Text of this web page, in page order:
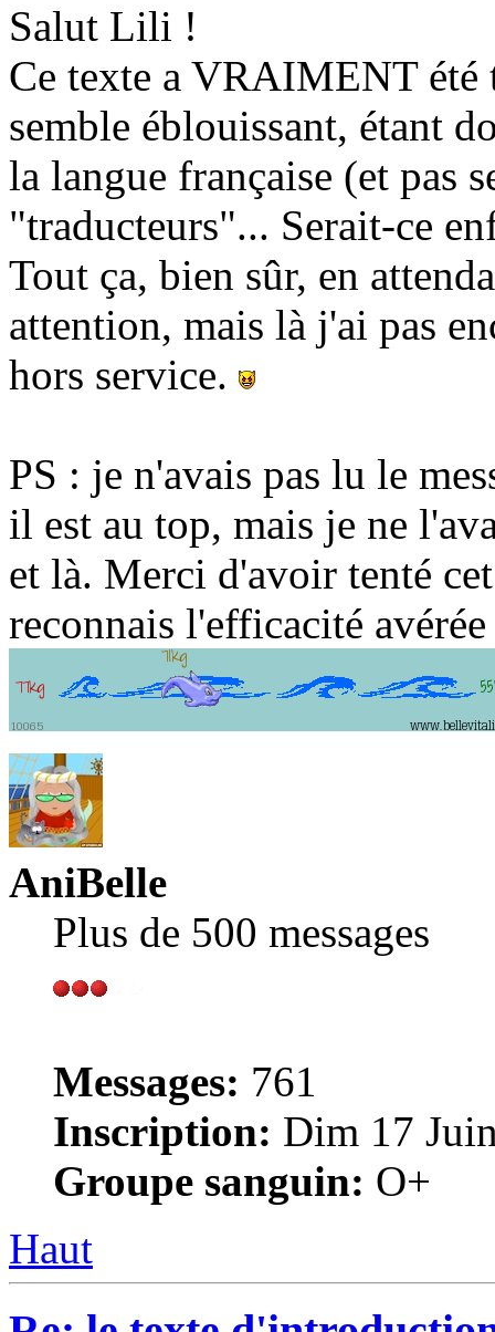
Salut Lili !
Ce texte a VRAIMENT été
semble éblouissant, étant
la langue française (et pas
"traducteurs"... Serait-ce
Tout ça, bien sûr, en
attention, mais là j'ai pas
hors service.
PS : je n'avais pas lu le
il est au top, mais je ne
et là. Merci d'avoir tenté
reconnais l'efficacité
AniBelle
Plus de 500 messages
Messages: 761
Inscription: Dim 17
Groupe sanguin: O+
Haut